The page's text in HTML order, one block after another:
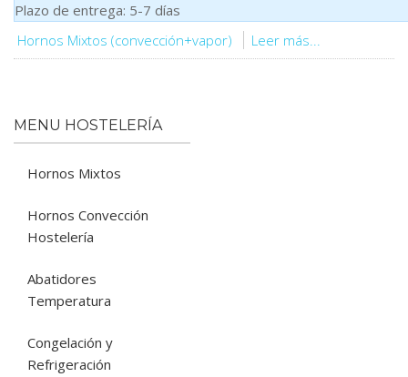
Plazo de entrega: 5-7 días
Hornos Mixtos (convección+vapor)
Leer más...
MENU HOSTELERÍA
Hornos Mixtos
Hornos Convección
Hostelería
Abatidores
Temperatura
Congelación y
Refrigeración